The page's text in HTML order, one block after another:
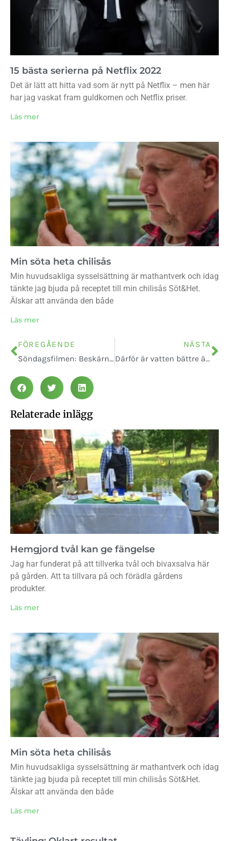
15 bästa serierna på Netflix 2022
Det är lätt att hitta vad som är nytt på Netflix – men här
har jag vaskat fram guldkornen och Netflix priser.
Läs mer
Min söta heta chilisås
Min huvudsakliga sysselsättning är mathantverk och idag
tänkte jag bjuda på receptet till min chilisås Söt&Het.
Älskar att använda den både
Läs mer
FÖREGÅENDE
Söndagsfilmen: Beskärning av äppelträd
NÄSTA
Därför är vatten bättre än täljsten
Relaterade inlägg
Hemgjord tvål kan ge fängelse
Jag har funderat på att tillverka tvål och bivaxsalva här
på gården. Att ta tillvara på och förädla gårdens
produkter.
Läs mer
Min söta heta chilisås
Min huvudsakliga sysselsättning är mathantverk och idag
tänkte jag bjuda på receptet till min chilisås Söt&Het.
Älskar att använda den både
Läs mer